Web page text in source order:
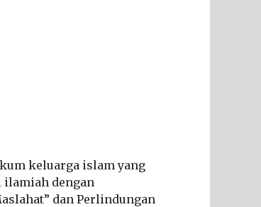
keluarga islam yang
ilamiah dengan
dan Perlindungan